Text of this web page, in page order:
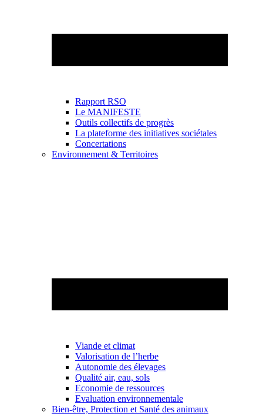
Rapport RSO
Le MANIFESTE
Outils collectifs de progrès
La plateforme des initiatives sociétales
Concertations
Environnement & Territoires
Viande et climat
Valorisation de l’herbe
Autonomie des élevages
Qualité air, eau, sols
Economie de ressources
Evaluation environnementale
Bien-être, Protection et Santé des animaux